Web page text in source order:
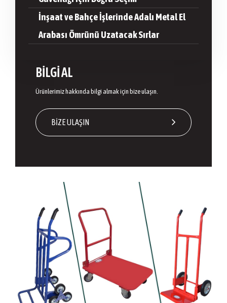
İnşaat ve Bahçe İşlerinde Adalı Metal El
Arabası Ömrünü Uzatacak Sırlar
BİLGİ AL
Ürünlerimiz hakkında bilgi almak için bize ulaşın.
BİZE ULAŞIN